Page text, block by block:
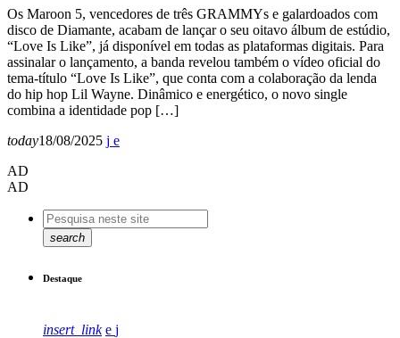
Os Maroon 5, vencedores de três GRAMMYs e galardoados com
disco de Diamante, acabam de lançar o seu oitavo álbum de estúdio,
“Love Is Like”, já disponível em todas as plataformas digitais. Para
assinalar o lançamento, a banda revelou também o vídeo oficial do
tema-título “Love Is Like”, que conta com a colaboração da lenda
do hip hop Lil Wayne. Dinâmico e energético, o novo single
combina a identidade pop […]
today18/08/2025
AD
AD
search
Destaque
insert_link